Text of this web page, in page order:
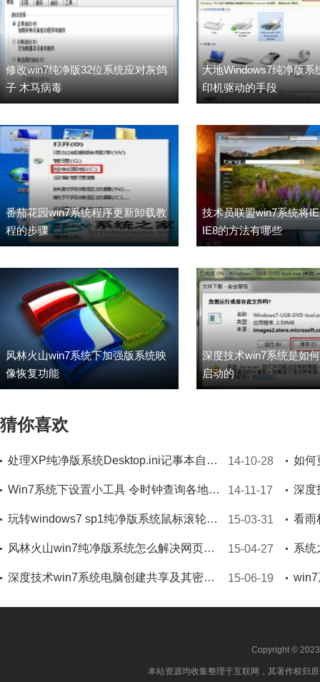
修改win7纯净版32位系统应对灰鸽
子 木马病毒
大地Windows7纯净版系
印机驱动的手段
番茄花园win7系统程序更新卸载教
程的步骤
技术员联盟win7系统将
IE8的方法有哪些
风林火山win7系统下加强版系统映
像恢复功能
深度技术win7系统是如
启动的
猜你喜欢
处理XP纯净版系统Desktop.ini记事本自动启动的妙计 14-10-28
Win7系统下设置小工具 令时钟查询各地时差的设置窍门 14-11-17
玩转windows7 sp1纯净版系统鼠标滚轮的六种技巧 15-03-31
风林火山win7纯净版系统怎么解决网页无法安装ActiveX控件的问题 15-04-27
深度技术win7系统电脑创建共享及其密码错误的方法 15-06-19 win7
Copyright ©
本站资源均收集整理于互联网，其著作权归